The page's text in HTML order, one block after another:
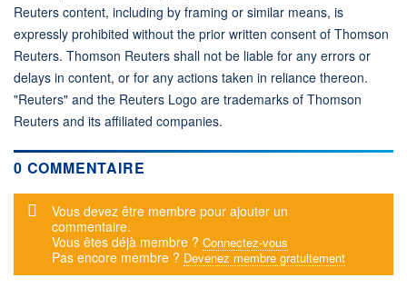
Reuters content, including by framing or similar means, is
expressly prohibited without the prior written consent of Thomson
Reuters. Thomson Reuters shall not be liable for any errors or
delays in content, or for any actions taken in reliance thereon.
"Reuters" and the Reuters Logo are trademarks of Thomson
Reuters and its affiliated companies.
0 COMMENTAIRE
Message d'alerte
Vous devez être membre pour ajouter un
commentaire.
Vous êtes déjà membre ? Connectez-vous
Pas encore membre ? Devenez membre gratuitement